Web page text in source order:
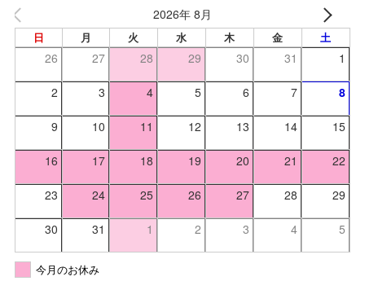
2026年 8月
日 月 火 水 木 金 土
26 27 28 29 30 31 1
2 3 4 5 6 7 8
9 10 11 12 13 14 15
16 17 18 19 20 21 22
23 24 25 26 27 28 29
30 31 1 2 3 4 5
今月のお休み